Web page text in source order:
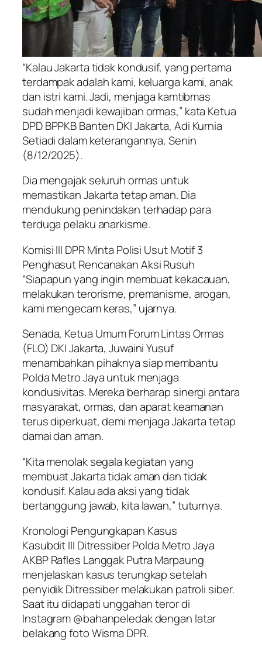
“Kalau Jakarta tidak kondusif, yang pertama
terdampak adalah kami, keluarga kami, anak
dan istri kami. Jadi, menjaga kamtibmas
sudah menjadi kewajiban ormas,” kata Ketua
DPD BPPKB Banten DKI Jakarta, Adi Kurnia
Setiadi dalam keterangannya, Senin
(8/12/2025).
Dia mengajak seluruh ormas untuk
memastikan Jakarta tetap aman. Dia
mendukung penindakan terhadap para
terduga pelaku anarkisme.
Komisi III DPR Minta Polisi Usut Motif 3
Penghasut Rencanakan Aksi Rusuh
“Siapapun yang ingin membuat kekacauan,
melakukan terorisme, premanisme, arogan,
kami mengecam keras,” ujarnya.
Senada, Ketua Umum Forum Lintas Ormas
(FLO) DKI Jakarta, Juwaini Yusuf
menambahkan pihaknya siap membantu
Polda Metro Jaya untuk menjaga
kondusivitas. Mereka berharap sinergi antara
masyarakat, ormas, dan aparat keamanan
terus diperkuat, demi menjaga Jakarta tetap
damai dan aman.
“Kita menolak segala kegiatan yang
membuat Jakarta tidak aman dan tidak
kondusif. Kalau ada aksi yang tidak
bertanggung jawab, kita lawan,” tuturnya.
Kronologi Pengungkapan Kasus
Kasubdit III Ditressiber Polda Metro Jaya
AKBP Rafles Langgak Putra Marpaung
menjelaskan kasus terungkap setelah
penyidik Ditressiber melakukan patroli siber.
Saat itu didapati unggahan teror di
Instagram @bahanpeledak dengan latar
belakang foto Wisma DPR.